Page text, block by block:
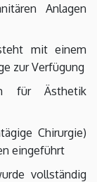
Anlagen
mit einem
zur Verfügung
für Ästhetik
Chirurgie)
eingeführt
vollständig